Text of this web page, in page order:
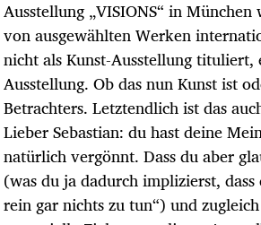
Ausstellung „VISIONS“ in
von ausgewählten Werken
nicht als Kunst-Ausstellung tituliert,
Ausstellung. Ob das nun Kunst ist
Betrachters. Letztendlich ist das
Lieber Sebastian: du hast deine
natürlich vergönnt. Dass du aber
(was du ja dadurch implizierst,
rein gar nichts zu tun“) und